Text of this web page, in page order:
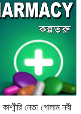
নেতা গোলাম নবী